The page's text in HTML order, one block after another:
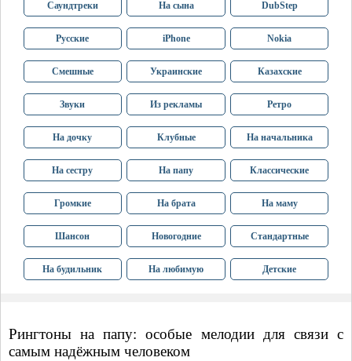
Саундтреки На сына DubStep
Русские iPhone Nokia
Смешные Украинские Казахские
Звуки Из рекламы Ретро
На дочку Клубные На начальника
На сестру На папу Классические
Громкие На брата На маму
Шансон Новогодние Стандартные
На будильник На любимую Детские
Рингтоны на папу: особые мелодии для связи с
самым надёжным человеком